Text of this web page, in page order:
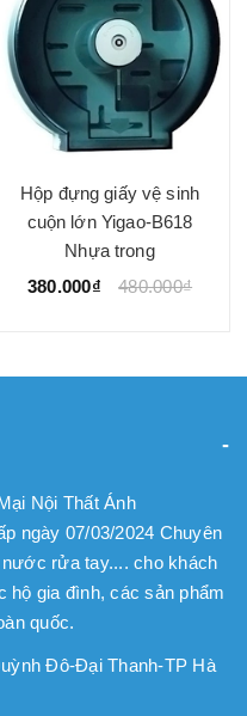
Hộp đựng giấy vệ sinh
cuộn lớn Yigao-B618
Nhựa trong
380.000₫
480.000₫
Nội Thất Ánh
ngày 07/03/2024 Chuyên
rửa tay.... cho khách
hộ gia đình, các sản phẩm
quốc.
Đô-Đại Thanh-TP Hà